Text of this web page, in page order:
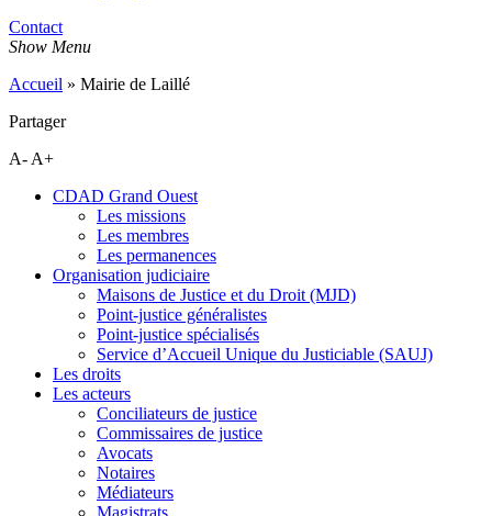
Contact
Show Menu
Accueil » Mairie de Laillé
Partager
A- A+
CDAD Grand Ouest
Les missions
Les membres
Les permanences
Organisation judiciaire
Maisons de Justice et du Droit (MJD)
Point-justice généralistes
Point-justice spécialisés
Service d’Accueil Unique du Justiciable (SAUJ)
Les droits
Les acteurs
Conciliateurs de justice
Commissaires de justice
Avocats
Notaires
Médiateurs
Magistrats